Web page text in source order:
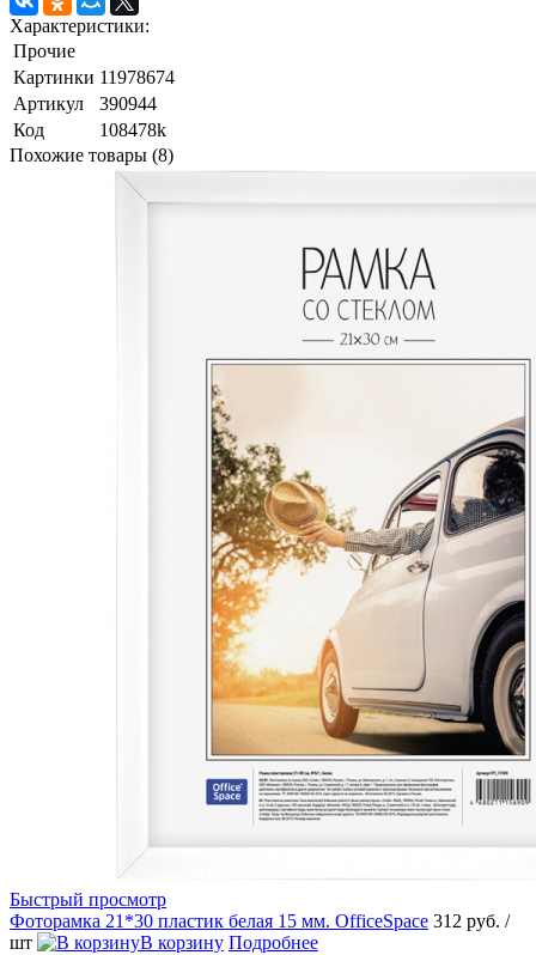
Характеристики:
Прочие
Картинки 11978674
Артикул
390944
Код
108478k
Похожие товары (8)
Быстрый просмотр
Фоторамка 21*30 пластик белая 15 мм. OfficeSpace 312 руб. /
шт
В корзину Подробнее